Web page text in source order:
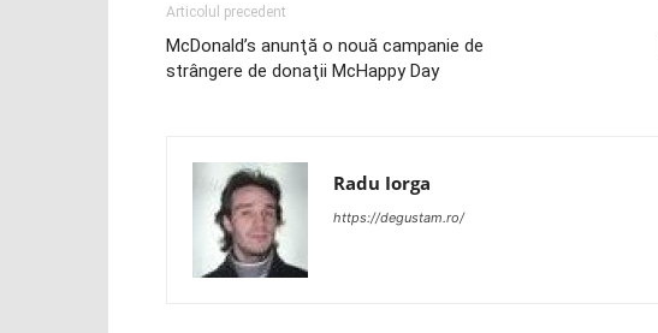
Articolul precedent
McDonald’s anunţă o nouă campanie de
strângere de donaţii McHappy Day
Radu Iorga
https://degustam.ro/